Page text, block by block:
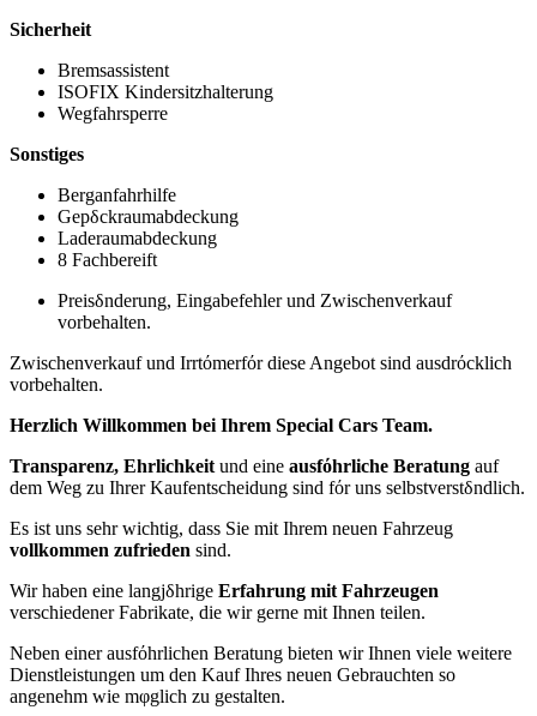
Sicherheit
Bremsassistent
ISOFIX Kindersitzhalterung
Wegfahrsperre
Sonstiges
Berganfahrhilfe
Gepδckraumabdeckung
Laderaumabdeckung
8 Fachbereift
Preisδnderung, Eingabefehler und Zwischenverkauf
vorbehalten.
Zwischenverkauf und Irrtόmerfόr diese Angebot sind ausdrόcklich
vorbehalten.
Herzlich Willkommen bei Ihrem Special Cars Team.
Transparenz, Ehrlichkeit und eine ausfόhrliche Beratung auf
dem Weg zu Ihrer Kaufentscheidung sind fόr uns selbstverstδndlich.
Es ist uns sehr wichtig, dass Sie mit Ihrem neuen Fahrzeug
vollkommen zufrieden sind.
Wir haben eine langjδhrige Erfahrung mit Fahrzeugen
verschiedener Fabrikate, die wir gerne mit Ihnen teilen.
Neben einer ausfόhrlichen Beratung bieten wir Ihnen viele weitere
Dienstleistungen um den Kauf Ihres neuen Gebrauchten so
angenehm wie mφglich zu gestalten.